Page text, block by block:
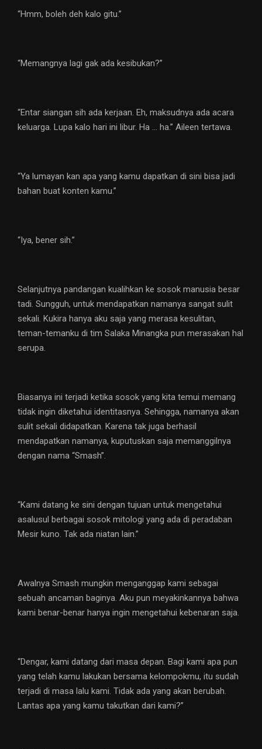
“Hmm, boleh deh kalo gitu.”
“Memangnya lagi gak ada kesibukan?”
“Entar siangan sih ada kerjaan. Eh, maksudnya ada acara
keluarga. Lupa kalo hari ini libur. Ha … ha.” Aileen tertawa.
“Ya lumayan kan apa yang kamu dapatkan di sini bisa jadi
bahan buat konten kamu.”
“Iya, bener sih.”
Selanjutnya pandangan kualihkan ke sosok manusia besar
tadi. Sungguh, untuk mendapatkan namanya sangat sulit
sekali. Kukira hanya aku saja yang merasa kesulitan,
teman-temanku di tim Salaka Minangka pun merasakan hal
serupa.
Biasanya ini terjadi ketika sosok yang kita temui memang
tidak ingin diketahui identitasnya. Sehingga, namanya akan
sulit sekali didapatkan. Karena tak juga berhasil
mendapatkan namanya, kuputuskan saja memanggilnya
dengan nama “Smash”.
“Kami datang ke sini dengan tujuan untuk mengetahui
asalusul berbagai sosok mitologi yang ada di peradaban
Mesir kuno. Tak ada niatan lain.”
Awalnya Smash mungkin menganggap kami sebagai
sebuah ancaman baginya. Aku pun meyakinkannya bahwa
kami benar-benar hanya ingin mengetahui kebenaran saja.
“Dengar, kami datang dari masa depan. Bagi kami apa pun
yang telah kamu lakukan bersama kelompokmu, itu sudah
terjadi di masa lalu kami. Tidak ada yang akan berubah.
Lantas apa yang kamu takutkan dari kami?”